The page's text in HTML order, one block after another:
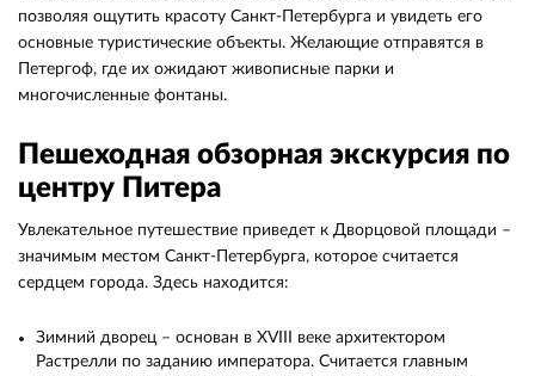
позволяя ощутить красоту Санкт-Петербурга и увидеть его
основные туристические объекты. Желающие отправятся в
Петергоф, где их ожидают живописные парки и
многочисленные фонтаны.
Пешеходная обзорная экскурсия по
центру Питера
Увлекательное путешествие приведет к Дворцовой площади –
значимым местом Санкт-Петербурга, которое считается
сердцем города. Здесь находится:
Зимний дворец – основан в XVIII веке архитектором
Растрелли по заданию императора. Считается главным